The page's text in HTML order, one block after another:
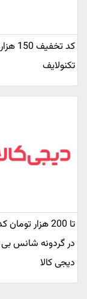
کد
تکنولایف
تا 200 هزار
در گردونه شانس
دیجی کالا